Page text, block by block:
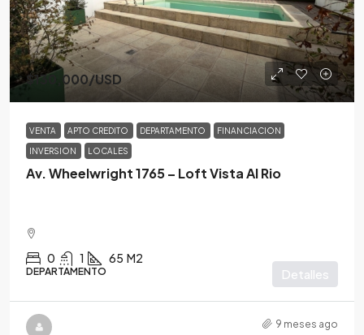
$130,000/USD
VENTA APTO CREDITO DEPARTAMENTO FINANCIACION
INVERSION LOCALES
Av. Wheelwright 1765 – Loft Vista Al Rio
0 1 65 M2
DEPARTAMENTO Detalles
9 meses ago